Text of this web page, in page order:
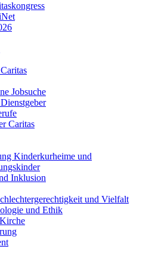
Jobsuche
Caritas
Kinderkurheime und
Inklusion
und Vielfalt
und Ethik